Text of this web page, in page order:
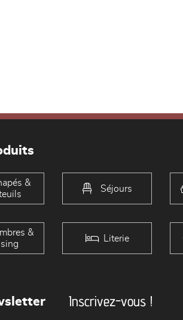
&
Séjours
&
Literie
Inscrivez-vous !